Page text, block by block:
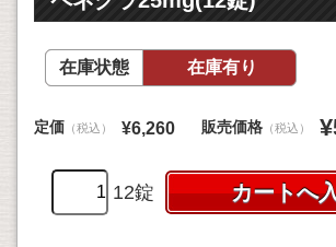
在庫状態 在庫有り
定価 （税込） ¥6,260 販売価格 （税込）
12錠